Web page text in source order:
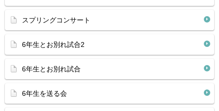
スプリングコンサート
6年生とお別れ試合2
6年生とお別れ試合
6年生を送る会